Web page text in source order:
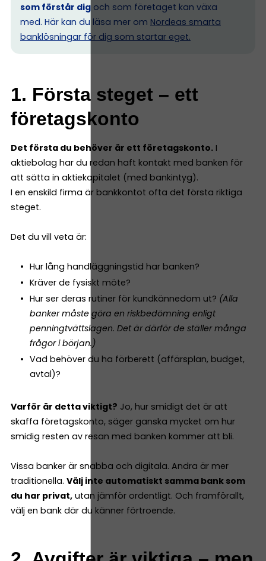
som förstår dig och som företaget kan växa
med. Här kan du läsa mer om Nordeas smarta
banklösningar för dig som startar eget.
1. Första steget – ett
företagskonto
Det första du behöver är ett företagskonto. I
aktiebolag har du redan haft kontakt med banken för
att sätta in aktiekapitalet (med bankintyg).
I en enskild firma är bankkontot ofta det första riktiga
steget.
Det du vill veta är:
Hur lång handläggningstid har banken?
Kräver de fysiskt möte?
Hur ser deras rutiner för kundkännedom ut? (Alla
banker måste göra en riskbedömning enligt
penningtvättslagen. Det är därför de ställer många
frågor i början.)
Vad behöver du ha förberett (affärsplan, budget,
avtal)?
Varför är detta viktigt? Jo, hur smidigt det är att
skaffa företagskonto, säger ganska mycket om hur
smidig resten av resan med banken kommer att bli.
Vissa banker är snabba och digitala. Andra är mer
traditionella. Välj inte automatiskt samma bank som
du har privat, utan jämför ordentligt. Och framförallt,
välj en bank där du känner förtroende.